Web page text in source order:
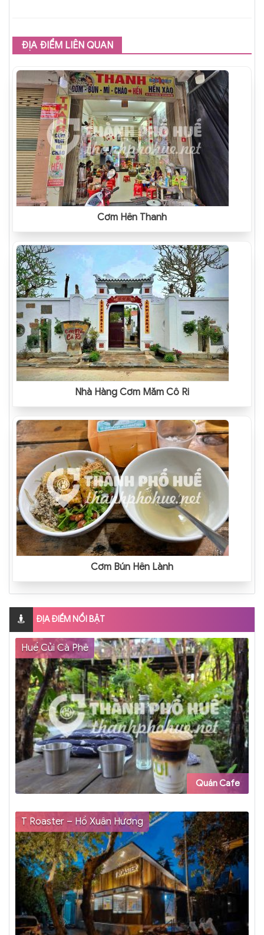
ĐỊA ĐIỂM LIÊN QUAN
Cơm Hến Thanh
Nhà Hàng Cơm Mắm Cô Ri
Cơm Bún Hến Lành
ĐỊA ĐIỂM NỔI BẬT
Huế Củi Cà Phê
Quán Cafe
T Roaster – Hồ Xuân Hương